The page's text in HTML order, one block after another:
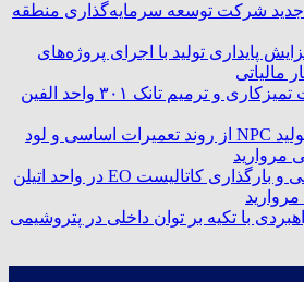
جدید شرکت توسعه سرمایه‌گذاری منطقه
پایداری تولید با اجرای پروژه‌های
انجام موفق عملیات تمیزکاری و ترمیم تانک ۳۰۱ واحد الفین
بازدید مدیر کنترل تولید NPC از روند تعمیرات اساسی و لود
مروارید
آغاز تعمیرات اساسی و بارگذاری کاتالیست EO در واحد اتیلن
با تکیه بر توان داخلی در پتروشیمی